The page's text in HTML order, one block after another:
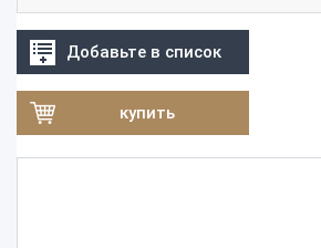
Добавьте в список
купить